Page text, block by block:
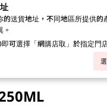
的送貨地址，不同地區所提供的
。
可選擇「網購店取」於指定門